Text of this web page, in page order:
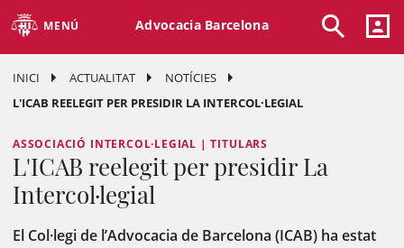
MENÚ Advocacia Barcelona
INICI ACTUALITAT
NOTÍCIES
L'ICAB REELEGIT PER PRESIDIR LA INTERCOL·LEGIAL
ASSOCIACIÓ INTERCOL·LEGIAL | TITULARS
L'ICAB reelegit per presidir La
Intercol·legial
El Col·legi de l’Advocacia de Barcelona (ICAB) ha estat